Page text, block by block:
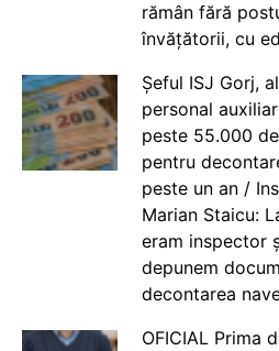
rămân fără
învățătorii, cu
Șeful ISJ Gorj,
personal
peste 55.000
pentru
peste un an /
Marian Staicu:
eram inspector
depunem
decontarea
OFICIAL Prima